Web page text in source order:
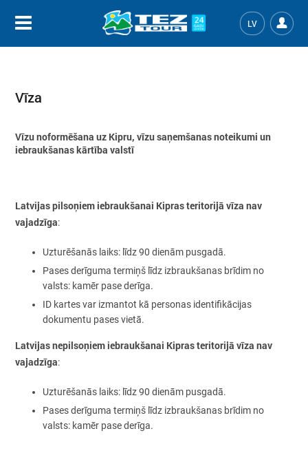
LV
Vīza
Vīzu noformēšana uz Kipru, vīzu saņemšanas noteikumi un
iebraukšanas kārtība valstī
Latvijas pilsoņiem iebraukšanai Kipras teritorijā vīza nav
vajadzīga:
Uzturēšanās laiks: līdz 90 dienām pusgadā.
Pases derīguma termiņš līdz izbraukšanas brīdim no
valsts: kamēr pase derīga.
ID kartes var izmantot kā personas identifikācijas
dokumentu pases vietā.
Latvijas nepilsoņiem iebraukšanai Kiprasteritorijā vīza nav
vajadzīga:
Uzturēšanās laiks: līdz 90 dienām pusgadā.
Pases derīguma termiņš līdz izbraukšanas brīdim no
valsts: kamēr pase derīga.